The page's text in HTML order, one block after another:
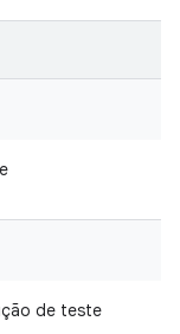
de teste